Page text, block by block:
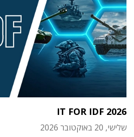
IT FOR IDF 2026
שלישי, 20 באוקטובר 2026